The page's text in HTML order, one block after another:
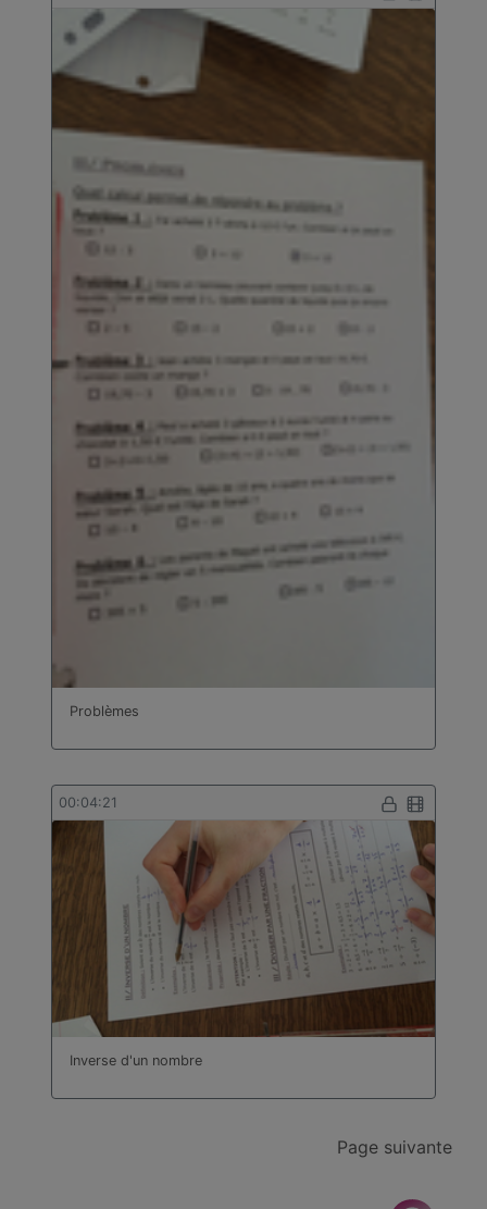
Problèmes
00:04:21
Inverse d'un nombre
Page suivante